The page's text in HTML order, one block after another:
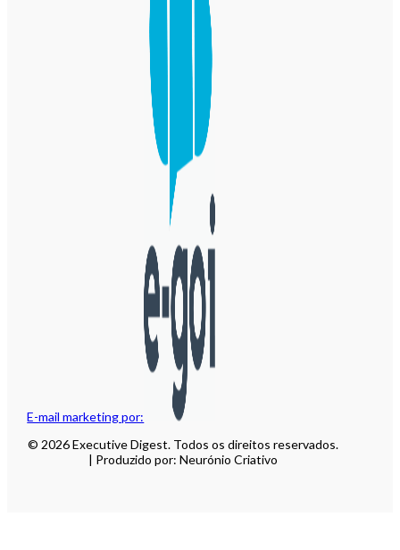
E-mail marketing por:
© 2026 Executive Digest. Todos os direitos reservados.
| Produzido por: Neurónio Criativo